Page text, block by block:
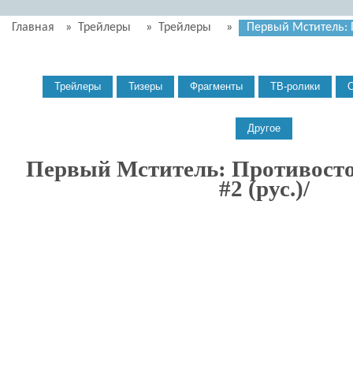
Главная » Трейлеры » Трейлеры » Первый Мститель:
Первый Мститель:
#2 (рус.)/